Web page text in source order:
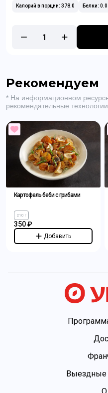
Калорий в порции: 378.0 Белки: 0.0
1
Рекомендуем
* На информационном
рекомендательные технологии
Картофель беби с грибами
210 г
350 ₽
Добавить
Выездные